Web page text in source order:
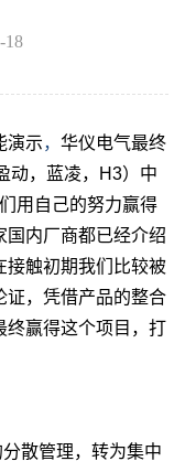
18
演示， 华仪电气最终
动，蓝凌，H3）中
用自己的努力赢得
国内厂商都已经介绍
接触初期我们比较被
证，凭借产品的整合
终赢得这个项目，打
散管理，转为集中